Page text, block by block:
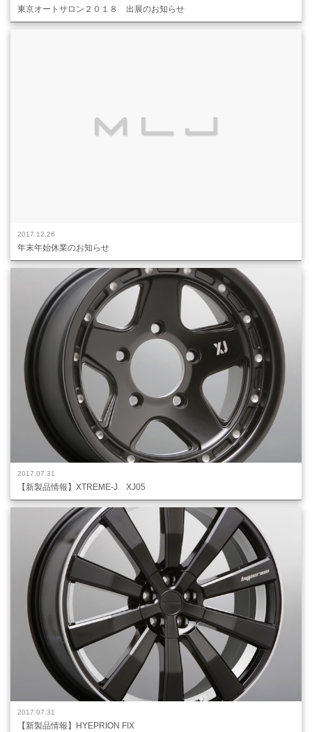
東京オートサロン２０１８ 出展のお知らせ
2017.12.26
年末年始休業のお知らせ
2017.07.31
【新製品情報】XTREME-J XJ05
2017.07.31
【新製品情報】HYEPRION FIX